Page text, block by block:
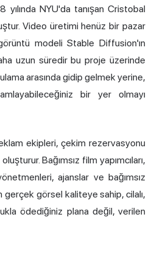
NYU'da tanışan Cristobal
Video üretimi henüz bir pazar
modeli Stable Diffusion'ın
uzun süredir bu proje üzerinde
arasında gidip gelmek yerine,
bir yer olmayı
ekipleri, çekim rezervasyonu
Bağımsız film yapımcıları,
ajanslar ve bağımsız
gerçek görsel kaliteye sahip, cilalı,
ödediğiniz plana değil, verilen